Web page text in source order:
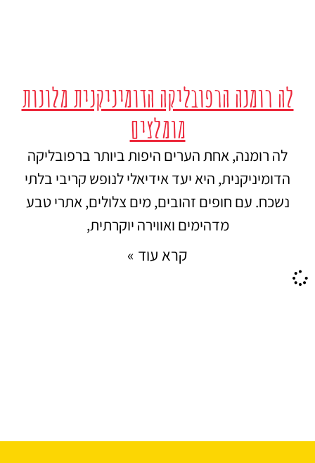
לה רומנה הרפובליקה הדומיניקנית מלונות
מומלצים
לה רומנה, אחת הערים היפות ביותר ברפובליקה
הדומיניקנית, היא יעד אידיאלי לנופש קריבי בלתי
נשכח. עם חופים זהובים, מים צלולים, אתרי טבע
מדהימים ואווירה יוקרתית,
קרא עוד »